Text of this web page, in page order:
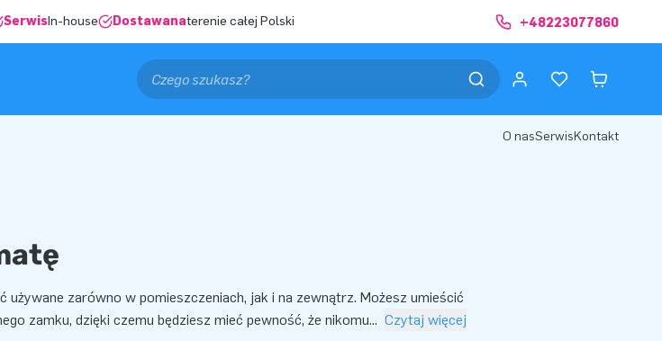
SerwisIn-house Dostawanaterenie całej Polski +48223077860
O nasSerwisKontakt
używane zarówno w pomieszczeniach, jak i na zewnątrz. Możesz umieścić
zamku, dzięki czemu będziesz mieć pewność, że nikomu... Czytaj więcej